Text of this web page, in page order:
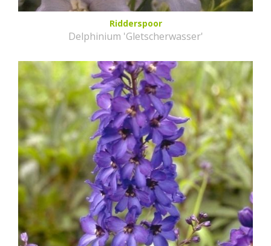
Ridderspoor
Delphinium 'Gletscherwasser'